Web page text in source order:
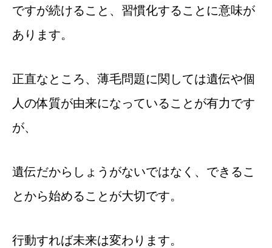
ですが続けること、習慣化することに意味が
あります。
正直なところ、薄毛問題に関しては遺伝や個
人の体質が由来になっていることが有力です
が、
遺伝だからしょうがないではなく、できるこ
とから始めることが大切です。
行動すれば未来は変わります。